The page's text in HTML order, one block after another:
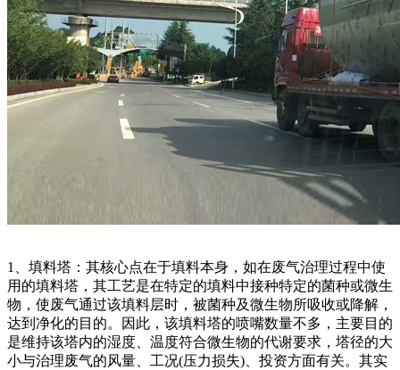
1、填料塔：其核心点在于填料本身，如在废气治理过程中使
用的填料塔，其工艺是在特定的填料中接种特定的菌种或微生
物，使废气通过该填料层时，被菌种及微生物所吸收或降解，
达到净化的目的。因此，该填料塔的喷嘴数量不多，主要目的
是维持该塔内的湿度、温度符合微生物的代谢要求，塔径的大
小与治理废气的风量、工况(压力损失)、投资方面有关。其实